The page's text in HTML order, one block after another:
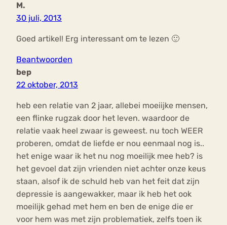
M.
30 juli, 2013
Goed artikel! Erg interessant om te lezen 🙂
Beantwoorden
bep
22 oktober, 2013
heb een relatie van 2 jaar, allebei moeiijke mensen,
een flinke rugzak door het leven. waardoor de
relatie vaak heel zwaar is geweest. nu toch WEER
proberen, omdat de liefde er nou eenmaal nog is..
het enige waar ik het nu nog moeilijk mee heb? is
het gevoel dat zijn vrienden niet achter onze keus
staan, alsof ik de schuld heb van het feit dat zijn
depressie is aangewakker, maar ik heb het ook
moeilijk gehad met hem en ben de enige die er
voor hem was met zijn problematiek, zelfs toen ik